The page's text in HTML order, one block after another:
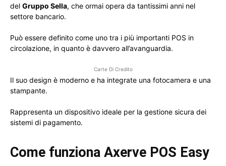
del Gruppo Sella, che ormai opera da tantissimi anni nel
settore bancario.
Può essere definito come uno tra i più importanti POS in
circolazione, in quanto è davvero all’avanguardia.
Carte Di Credito
Il suo design è moderno e ha integrate una fotocamera e una
stampante.
Rappresenta un dispositivo ideale per la gestione sicura dei
sistemi di pagamento.
Come funziona Axerve POS Easy